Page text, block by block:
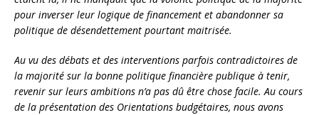
pour inverser leur logique de financement et abandonner sa
politique de désendettement pourtant maitrisée.
Au vu des débats et des interventions parfois contradictoires de
la majorité sur la bonne politique financière publique à tenir,
revenir sur leurs ambitions n’a pas dû être chose facile. Au cours
de la présentation des Orientations budgétaires, nous avons